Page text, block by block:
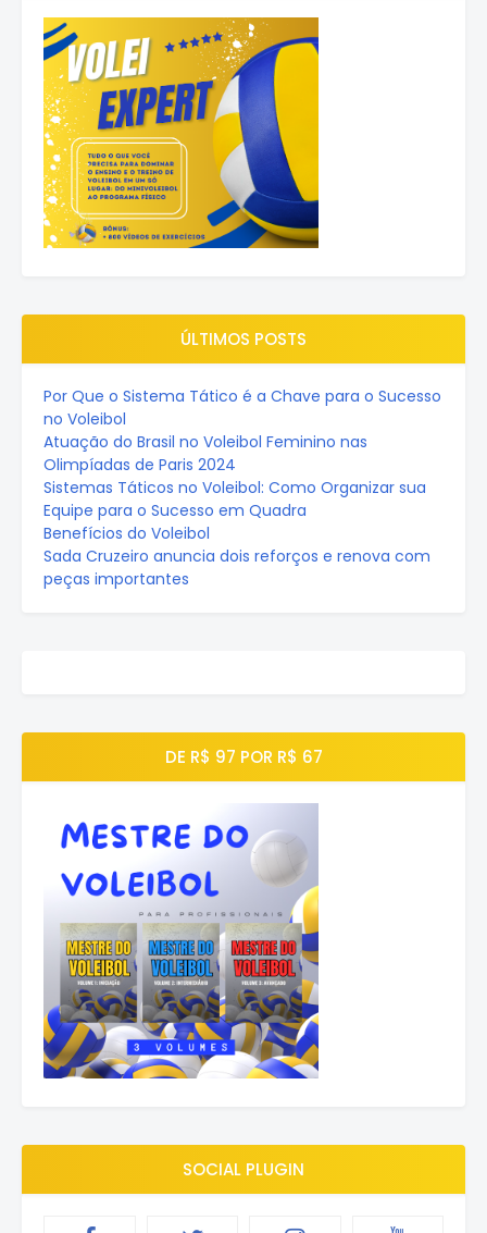
ÚLTIMOS POSTS
Por Que o Sistema Tático é a Chave para o Sucesso
no Voleibol
Atuação do Brasil no Voleibol Feminino nas
Olimpíadas de Paris 2024
Sistemas Táticos no Voleibol: Como Organizar sua
Equipe para o Sucesso em Quadra
Benefícios do Voleibol
Sada Cruzeiro anuncia dois reforços e renova com
peças importantes
DE R$ 97 POR R$ 67
SOCIAL PLUGIN